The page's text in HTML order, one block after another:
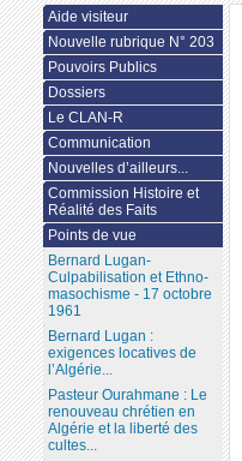
Aide visiteur
Nouvelle rubrique N° 203
Pouvoirs Publics
Dossiers
Le CLAN-R
Communication
Nouvelles d’ailleurs...
Commission Histoire et
Réalité des Faits
Points de vue
Bernard Lugan-
Culpabilisation et Ethno-
masochisme - 17 octobre
1961
Bernard Lugan :
exigences locatives de
l’Algérie...
Pasteur Ourahmane : Le
renouveau chrétien en
Algérie et la liberté des
cultes...